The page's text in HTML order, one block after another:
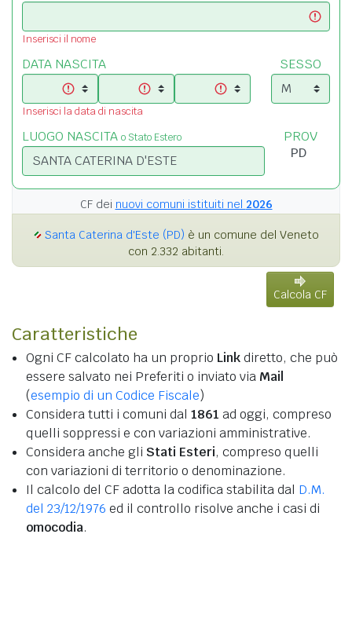
Inserisci il nome
DATA NASCITA
Inserisci la data di nascita
SESSO
LUOGO NASCITA o Stato Estero PROV
CF dei nuovi comuni istituiti nel 2026
Santa Caterina d'Este (PD) è un comune del Veneto
con 2.332 abitanti.
Calcola CF
Caratteristiche
Ogni CF calcolato ha un proprio Linkdiretto, che può
essere salvato nei Preferiti o inviato via Mail
(esempio di un Codice Fiscale)
Considera tutti i comuni dal 1861 ad oggi, compreso
quelli soppressi e con variazioni amministrative.
Considera anche gli Stati Esteri, compreso quelli
con variazioni di territorio o denominazione.
Il calcolo del CF adotta la codifica stabilita dal D.M.
del 23/12/1976 ed il controllo risolve anche i casi di
omocodia.